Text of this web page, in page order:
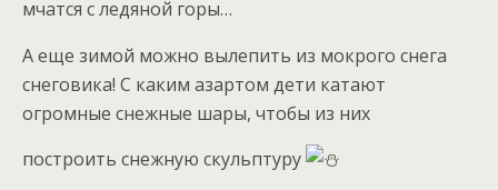
мчатся с ледяной горы…
А еще зимой можно вылепить из мокрого снега
снеговика! С каким азартом дети катают
огромные снежные шары, чтобы из них
построить снежную скульптуру